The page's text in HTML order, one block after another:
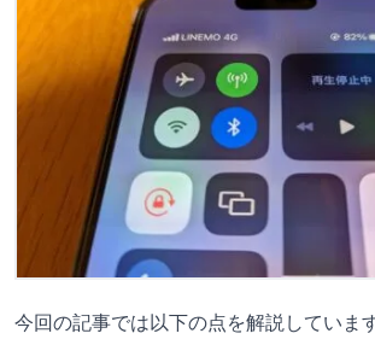
今回の記事では以下の点を解説しています